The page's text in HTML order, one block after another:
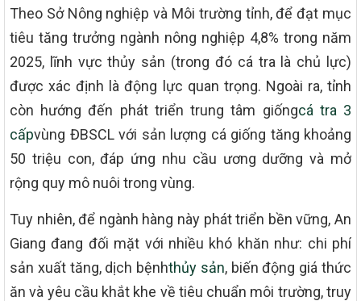
Theo Sở Nông nghiệp và Môi trường tỉnh, để đạt mục
tiêu tăng trưởng ngành nông nghiệp 4,8% trong năm
2025, lĩnh vực thủy sản (trong đó cá tra là chủ lực)
được xác định là động lực quan trọng. Ngoài ra, tỉnh
còn hướng đến phát triển trung tâm giốngcá tra 3
cấpvùng ĐBSCL với sản lượng cá giống tăng khoảng
50 triệu con, đáp ứng nhu cầu ương dưỡng và mở
rộng quy mô nuôi trong vùng.
Tuy nhiên, để ngành hàng này phát triển bền vững, An
Giang đang đối mặt với nhiều khó khăn như: chi phí
sản xuất tăng, dịch bệnhthủy sản, biến động giá thức
ăn và yêu cầu khắt khe về tiêu chuẩn môi trường, truy